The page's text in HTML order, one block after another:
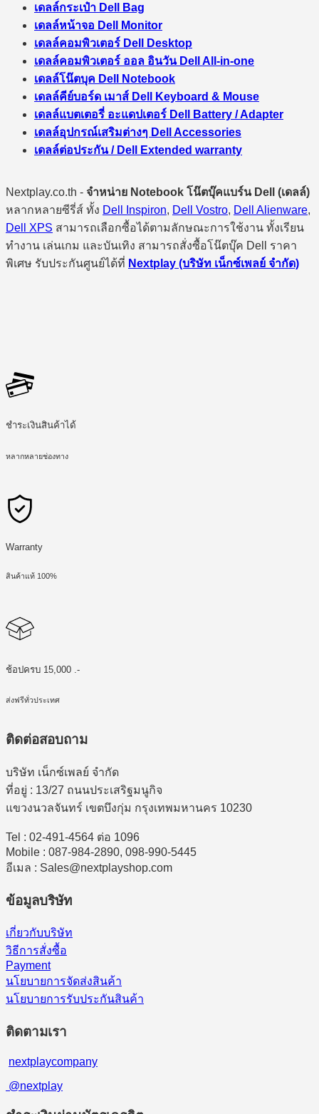
เดลล์กระเป๋า Dell Bag
เดลล์หน้าจอ Dell Monitor
เดลล์คอมพิวเตอร์ Dell Desktop
เดลล์คอมพิวเตอร์ ออล อินวัน Dell All-in-one
เดลล์โน๊ตบุค Dell Notebook
เดลล์คีย์บอร์ด เมาส์ Dell Keyboard & Mouse
เดลล์แบตเตอรี่ อะแดปเตอร์ Dell Battery / Adapter
เดลล์อุปกรณ์เสริมต่างๆ Dell Accessories
เดลล์ต่อประกัน / Dell Extended warranty
Nextplay.co.th - จำหน่าย Notebook โน๊ตบุ๊คแบร์น Dell (เดลล์)
หลากหลายซีรี่ส์ ทั้ง Dell Inspiron, Dell Vostro, Dell Alienware,
Dell XPS สามารถเลือกซื้อได้ตามลักษณะการใช้งาน ทั้งเรียน
ทำงาน เล่นเกม และบันเทิง สามารถสั่งซื้อโน๊ตบุ๊ค Dell ราคา
พิเศษ รับประกันศูนย์ได้ที่ Nextplay (บริษัท เน็กซ์เพลย์ จำกัด)
ชำระเงินสินค้าได้
หลากหลายช่องทาง
Warranty
สินค้าแท้ 100%
ช้อปครบ 15,000 .-
ส่งฟรีทั่วประเทศ
ติดต่อสอบถาม
บริษัท เน็กซ์เพลย์ จำกัด
ที่อยู่ : 13/27 ถนนประเสริฐมนูกิจ
แขวงนวลจันทร์ เขตบึงกุ่ม กรุงเทพมหานคร 10230
Tel : 02-491-4564 ต่อ 1096
Mobile : 087-984-2890, 098-990-5445
อีเมล : Sales@nextplayshop.com
ข้อมูลบริษัท
เกี่ยวกับบริษัท
วิธีการสั่งซื้อ
Payment
นโยบายการจัดส่งสินค้า
นโยบายการรับประกันสินค้า
ติดตามเรา
nextplaycompany
@nextplay